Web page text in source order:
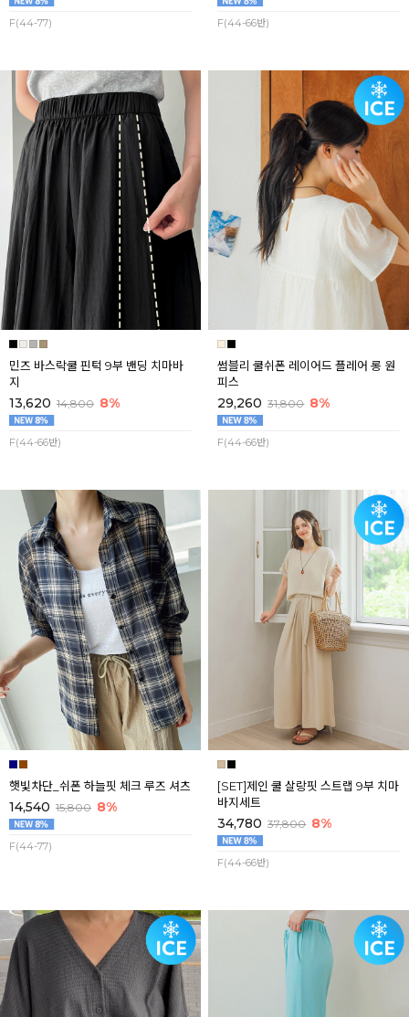
F(44-77) F(44-66반)
민즈 바스락쿨 핀턱 9부 밴딩 치마바
지
13,620 14,800 8%
F(44-66반)
썸블리 쿨쉬폰 레이어드 플레어 롱 원
피스
29,260 31,800 8%
F(44-66반)
햇빛차단_쉬폰 하늘핏 체크 루즈 셔츠
14,540 15,800 8%
F(44-77)
[SET]제인 쿨 살랑핏 스트랩 9부 치마
바지세트
34,780 37,800 8%
F(44-66반)